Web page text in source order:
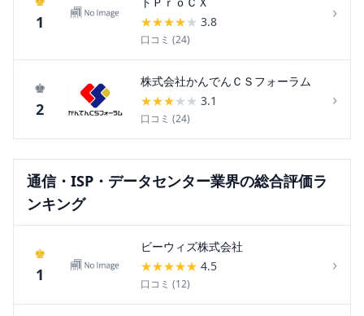
1
★★★★★ 3.8
口コミ (24)
›
♚
2
株式会社かんでんＣＳフォーラム
★★★★ ★ 3.1
口コミ (24)
›
通信・ISP・データセンター業界の総合評価ラ
ンキング
♚
1
ビーウィズ株式会社
★★★★★ 4.5
口コミ (12)
›